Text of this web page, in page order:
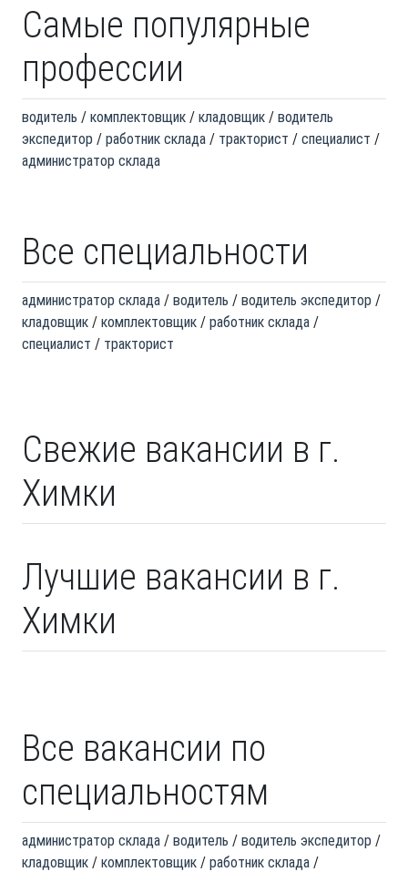
Самые популярные
профессии
водитель комплектовщик кладовщик
водитель
экспедитор
работник склада тракторист
специалист
администратор склада
Все специальности
администратор склада водитель
водитель экспедитор
кладовщик
комплектовщик
работник склада
специалист
тракторист
Свежие вакансии в г.
Химки
Лучшие вакансии в г.
Химки
Все вакансии по
специальностям
администратор склада водитель
водитель экспедитор
кладовщик
комплектовщик
работник склада